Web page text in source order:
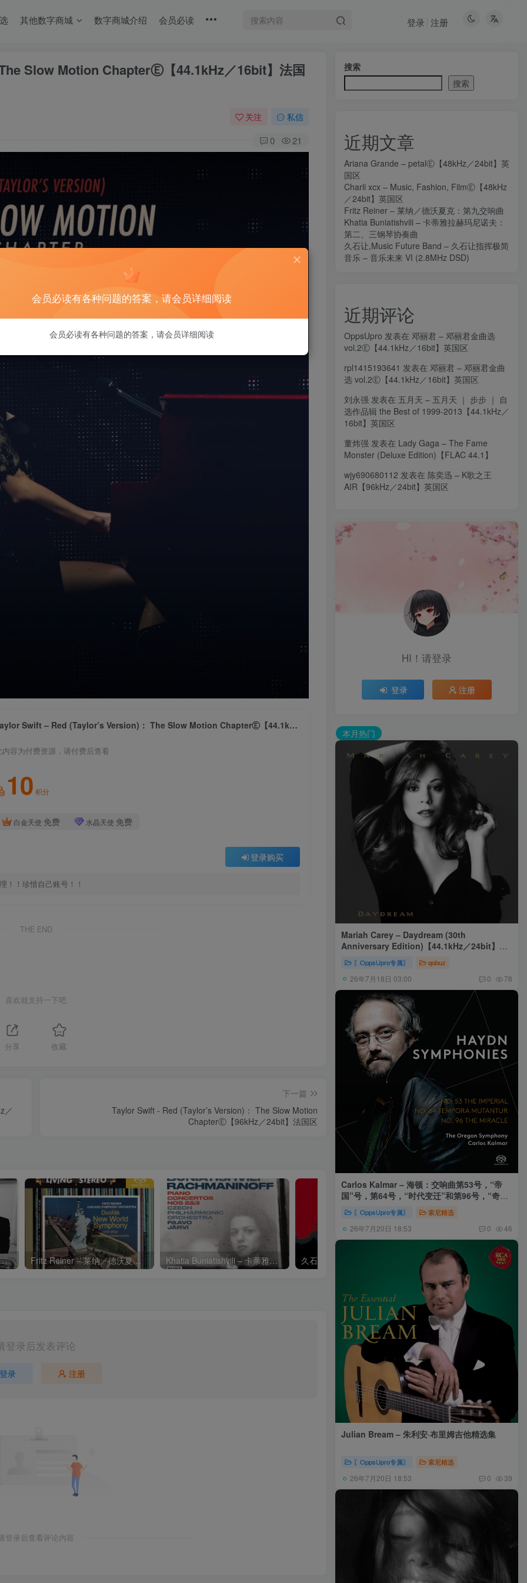
其他数字商城 数字商城介绍 会员必读 登录 注册
Slow Motion ChapterⒺ【44.1kHz／16bit】法国
关注 私信
0 21
Taylor Swift – Red (Taylor’s Version)： The Slow Motion ChapterⒺ【44.1kHz／16bit】法国区
内容为付费资源，请付费后查看
10 积分
白金天使 免费 水晶天使 免费
登录购买
！！珍惜自己账号！！
THE END
喜欢就支持一下吧
分享 收藏
／
下一篇
Taylor Swift - Red (Taylor’s Version)： The Slow Motion
ChapterⒺ【96kHz／24bit】法国区
Charli xcx – Music, Fashion, FilmⒺ【48kHz／24bit】英国区 Fritz Reiner – 莱纳／德沃夏克：第九交响曲 Khatia Buniatishvili – 卡蒂雅拉赫玛尼诺夫：第二、三钢琴协奏曲
登录后发表评论
登录 注册
登录后查看评论内容
搜索
搜索
近期文章
Ariana Grande – petalⒺ【48kHz／24bit】英
国区
Charli xcx – Music, Fashion, FilmⒺ【48kHz
／24bit】英国区
Fritz Reiner – 莱纳／德沃夏克：第九交响曲
Khatia Buniatishvili – 卡蒂雅拉赫玛尼诺夫：
第二、三钢琴协奏曲
久石让,Music Future Band – 久石让指挥极简
音乐 – 音乐未来 VI (2.8MHz DSD)
近期评论
OppsUpro 发表在 邓丽君 – 邓丽君金曲选
vol.2Ⓔ【44.1kHz／16bit】英国区
rpl1415193641 发表在 邓丽君 – 邓丽君金曲
选 vol.2Ⓔ【44.1kHz／16bit】英国区
刘永强 发表在 五月天 – 五月天 ｜ 步步 ｜ 自
选作品辑 the Best of 1999-2013【44.1kHz／
16bit】英国区
董炜强 发表在 Lady Gaga – The Fame
Monster (Deluxe Edition)【FLAC 44.1】
wjy690680112 发表在 陈奕迅 – K歌之王
AIR【96kHz／24bit】英国区
HI！请登录
登录 注册
本月热门
Mariah Carey – Daydream (30th
Anniversary Edition)【44.1kHz／24bit】美
〖OppsUpro专属〗 qobuz
26年7月18日 03:00 0 78
Carlos Kalmar – 海顿：交响曲第53号，“帝
国”号，第64号，“时代变迁”和第96号，“奇迹”
号 (俄勒冈交响乐团，卡尔玛)
〖OppsUpro专属〗 索尼精选
26年7月20日 18:53 0 46
Julian Bream – 朱利安·布里姆吉他精选集
〖OppsUpro专属〗 索尼精选
26年7月20日 18:53 0 39
会员必读有各种问题的答案，请会员详细阅读
会员必读有各种问题的答案，请会员详细阅读